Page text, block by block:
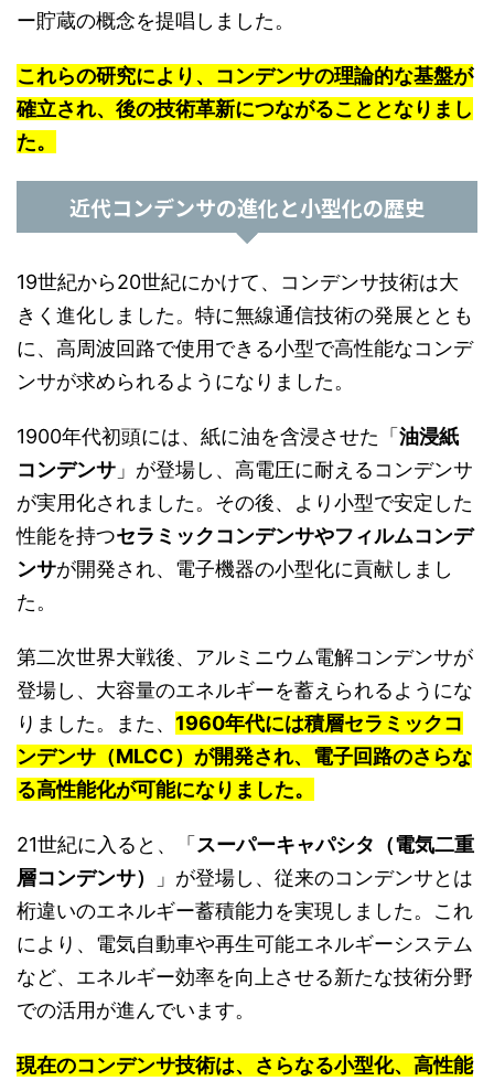
ー貯蔵の概念を提唱しました。
これらの研究により、コンデンサの理論的な基盤が
確立され、後の技術革新につながることとなりまし
た。
近代コンデンサの進化と小型化の歴史
19世紀から20世紀にかけて、コンデンサ技術は大
きく進化しました。特に無線通信技術の発展ととも
に、高周波回路で使用できる小型で高性能なコンデ
ンサが求められるようになりました。
1900年代初頭には、紙に油を含浸させた「 油浸紙
コンデンサ 」が登場し、高電圧に耐えるコンデンサ
が実用化されました。その後、より小型で安定した
性能を持つセラミックコンデンサやフィルムコンデ
ンサが開発され、電子機器の小型化に貢献しまし
た。
第二次世界大戦後、アルミニウム電解コンデンサが
登場し、大容量のエネルギーを蓄えられるようにな
りました。また、 1960年代には積層セラミックコ
ンデンサ（MLCC）が開発され、電子回路のさらな
る高性能化が可能になりました。
21世紀に入ると、「 スーパーキャパシタ（電気二重
層コンデンサ）
」が登場し、従来のコンデンサとは
桁違いのエネルギー蓄積能力を実現しました。これ
により、電気自動車や再生可能エネルギーシステム
など、エネルギー効率を向上させる新たな技術分野
での活用が進んでいます。
現在のコンデンサ技術は、さらなる小型化、高性能